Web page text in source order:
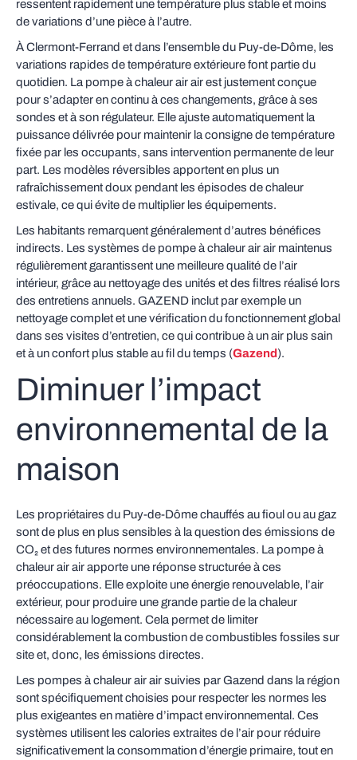
ressentent rapidement une température plus stable et moins
de variations d’une pièce à l’autre.
À Clermont‑Ferrand et dans l’ensemble du Puy‑de‑Dôme, les
variations rapides de température extérieure font partie du
quotidien. La pompe à chaleur air air est justement conçue
pour s’adapter en continu à ces changements, grâce à ses
sondes et à son régulateur. Elle ajuste automatiquement la
puissance délivrée pour maintenir la consigne de température
fixée par les occupants, sans intervention permanente de leur
part. Les modèles réversibles apportent en plus un
rafraîchissement doux pendant les épisodes de chaleur
estivale, ce qui évite de multiplier les équipements.
Les habitants remarquent généralement d’autres bénéfices
indirects. Les systèmes de pompe à chaleur air air maintenus
régulièrement garantissent une meilleure qualité de l’air
intérieur, grâce au nettoyage des unités et des filtres réalisé lors
des entretiens annuels. GAZEND inclut par exemple un
nettoyage complet et une vérification du fonctionnement global
dans ses visites d’entretien, ce qui contribue à un air plus sain
et à un confort plus stable au fil du temps (Gazend).
Diminuer l’impact
environnemental de la
maison
Les propriétaires du Puy‑de‑Dôme chauffés au fioul ou au gaz
sont de plus en plus sensibles à la question des émissions de
CO₂ et des futures normes environnementales. La pompe à
chaleur air air apporte une réponse structurée à ces
préoccupations. Elle exploite une énergie renouvelable, l’air
extérieur, pour produire une grande partie de la chaleur
nécessaire au logement. Cela permet de limiter
considérablement la combustion de combustibles fossiles sur
site et, donc, les émissions directes.
Les pompes à chaleur air air suivies par Gazend dans la région
sont spécifiquement choisies pour respecter les normes les
plus exigeantes en matière d’impact environnemental. Ces
systèmes utilisent les calories extraites de l’air pour réduire
significativement la consommation d’énergie primaire, tout en